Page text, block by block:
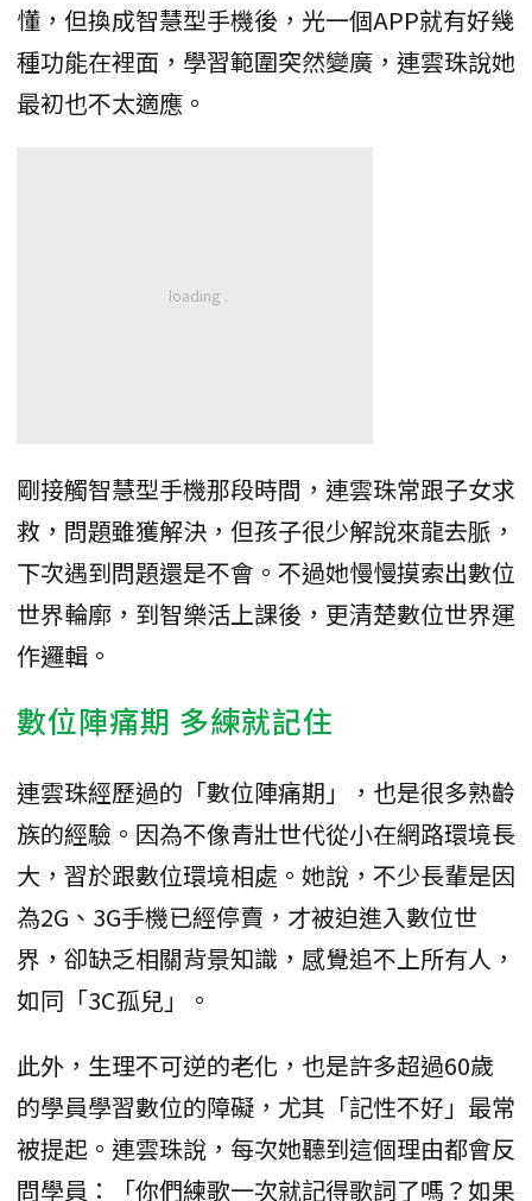
懂，但換成智慧型手機後，光一個APP就有好幾
種功能在裡面，學習範圍突然變廣，連雲珠說她
最初也不太適應。
剛接觸智慧型手機那段時間，連雲珠常跟子女求
救，問題雖獲解決，但孩子很少解說來龍去脈，
下次遇到問題還是不會。不過她慢慢摸索出數位
世界輪廓，到智樂活上課後，更清楚數位世界運
作邏輯。
數位陣痛期 多練就記住
連雲珠經歷過的「數位陣痛期」，也是很多熟齡
族的經驗。因為不像青壯世代從小在網路環境長
大，習於跟數位環境相處。她說，不少長輩是因
為2G、3G手機已經停賣，才被迫進入數位世
界，卻缺乏相關背景知識，感覺追不上所有人，
如同「3C孤兒」。
此外，生理不可逆的老化，也是許多超過60歲
的學員學習數位的障礙，尤其「記性不好」最常
被提起。連雲珠說，每次她聽到這個理由都會反
問學員：「你們練歌一次就記得歌詞了嗎？如果